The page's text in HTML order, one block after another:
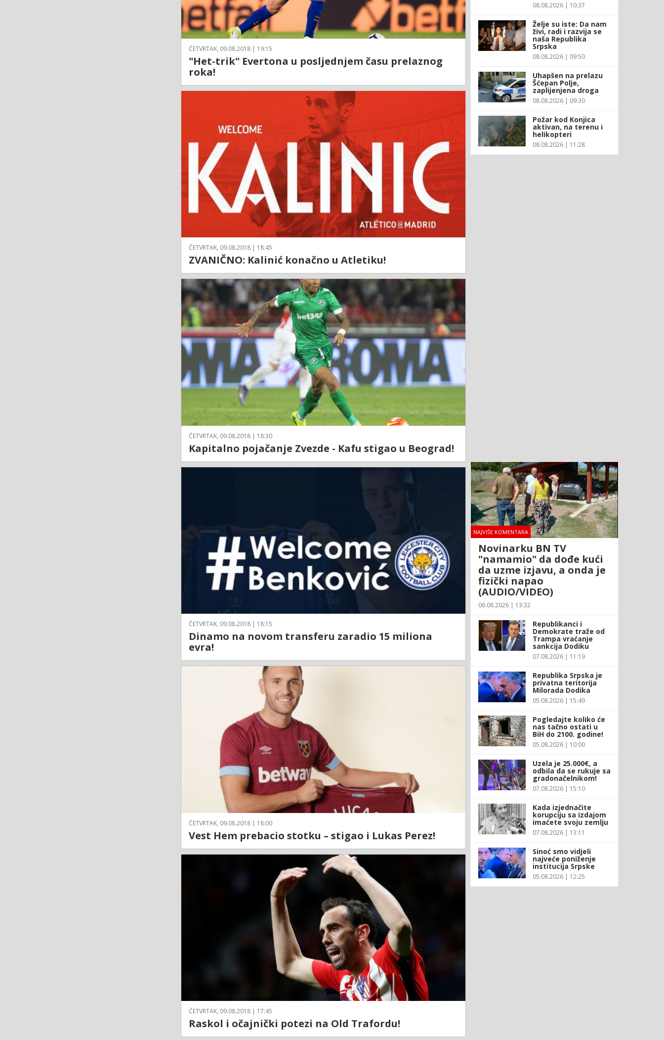
ČETVRTAK, 09.08.2018 | 19:15
"Het-trik" Evertona u posljednjem času prelaznog
roka!
ČETVRTAK, 09.08.2018 | 18:45
ZVANIČNO: Kalinić konačno u Atletiku!
ČETVRTAK, 09.08.2018 | 18:30
Kapitalno pojačanje Zvezde - Kafu stigao u Beograd!
ČETVRTAK, 09.08.2018 | 18:15
Dinamo na novom transferu zaradio 15 miliona
evra!
ČETVRTAK, 09.08.2018 | 18:00
Vest Hem prebacio stotku – stigao i Lukas Perez!
ČETVRTAK, 09.08.2018 | 17:45
Raskol i očajnički potezi na Old Trafordu!
08.08.2026 | 10:37
Želje su iste: Da nam
živi, radi i razvija se
naša Republika
Srpska
08.08.2026 | 09:50
Uhapšen na prelazu
Šćepan Polje,
zaplijenjena droga
08.08.2026 | 09:30
Požar kod Konjica
aktivan, na terenu i
helikopteri
08.08.2026 | 11:28
NAJVIŠE KOMENTARA
Novinarku BN TV
"namamio" da dođe kući
da uzme izjavu, a onda je
fizički napao
(AUDIO/VIDEO)
06.08.2026 | 13:32
Republikanci i
Demokrate traže od
Trampa vraćanje
sankcija Dodiku
07.08.2026 | 11:19
Republika Srpska je
privatna teritorija
Milorada Dodika
05.08.2026 | 15:49
Pogledajte koliko će
nas tačno ostati u
BiH do 2100. godine!
05.08.2026 | 10:00
Uzela je 25.000€, a
odbila da se rukuje sa
gradonačelnikom!
07.08.2026 | 15:10
Kada izjednačite
korupciju sa izdajom
imaćete svoju zemlju
07.08.2026 | 13:11
Sinoć smo vidjeli
najveće poniženje
institucija Srpske
05.08.2026 | 12:25